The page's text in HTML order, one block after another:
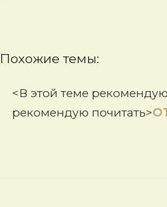
Похожие темы:
<В этой теме
рекомендую почитать>